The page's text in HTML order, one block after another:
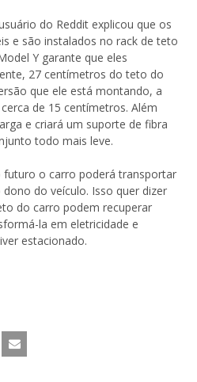
do Reddit explicou que os
​​e são instalados no rack de teto
Y garante que eles
27 centímetros do teto do
que ele está montando, a
de 15 centímetros. Além
e criará um suporte de fibra
todo mais leve.
futuro o carro poderá transportar
do veículo. Isso quer dizer
do carro podem recuperar
la em eletricidade e
estacionado.